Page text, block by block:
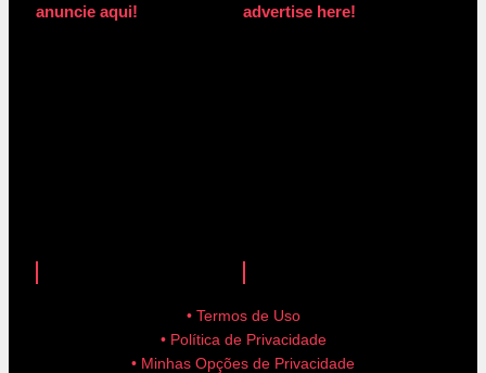
anuncie aqui! advertise here!
• Termos de Uso
• Política de Privacidade
• Minhas Opções de Privacidade